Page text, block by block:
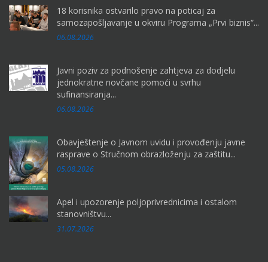
18 korisnika ostvarilo pravo na poticaj za
samozapošljavanje u okviru Programa „Prvi biznis“...
06.08.2026
Javni poziv za podnošenje zahtjeva za dodjelu
jednokratne novčane pomoći u svrhu
sufinansiranja...
06.08.2026
Obavještenje o Javnom uvidu i provođenju javne
rasprave o Stručnom obrazloženju za zaštitu...
05.08.2026
Apel i upozorenje poljoprivrednicima i ostalom
stanovništvu...
31.07.2026